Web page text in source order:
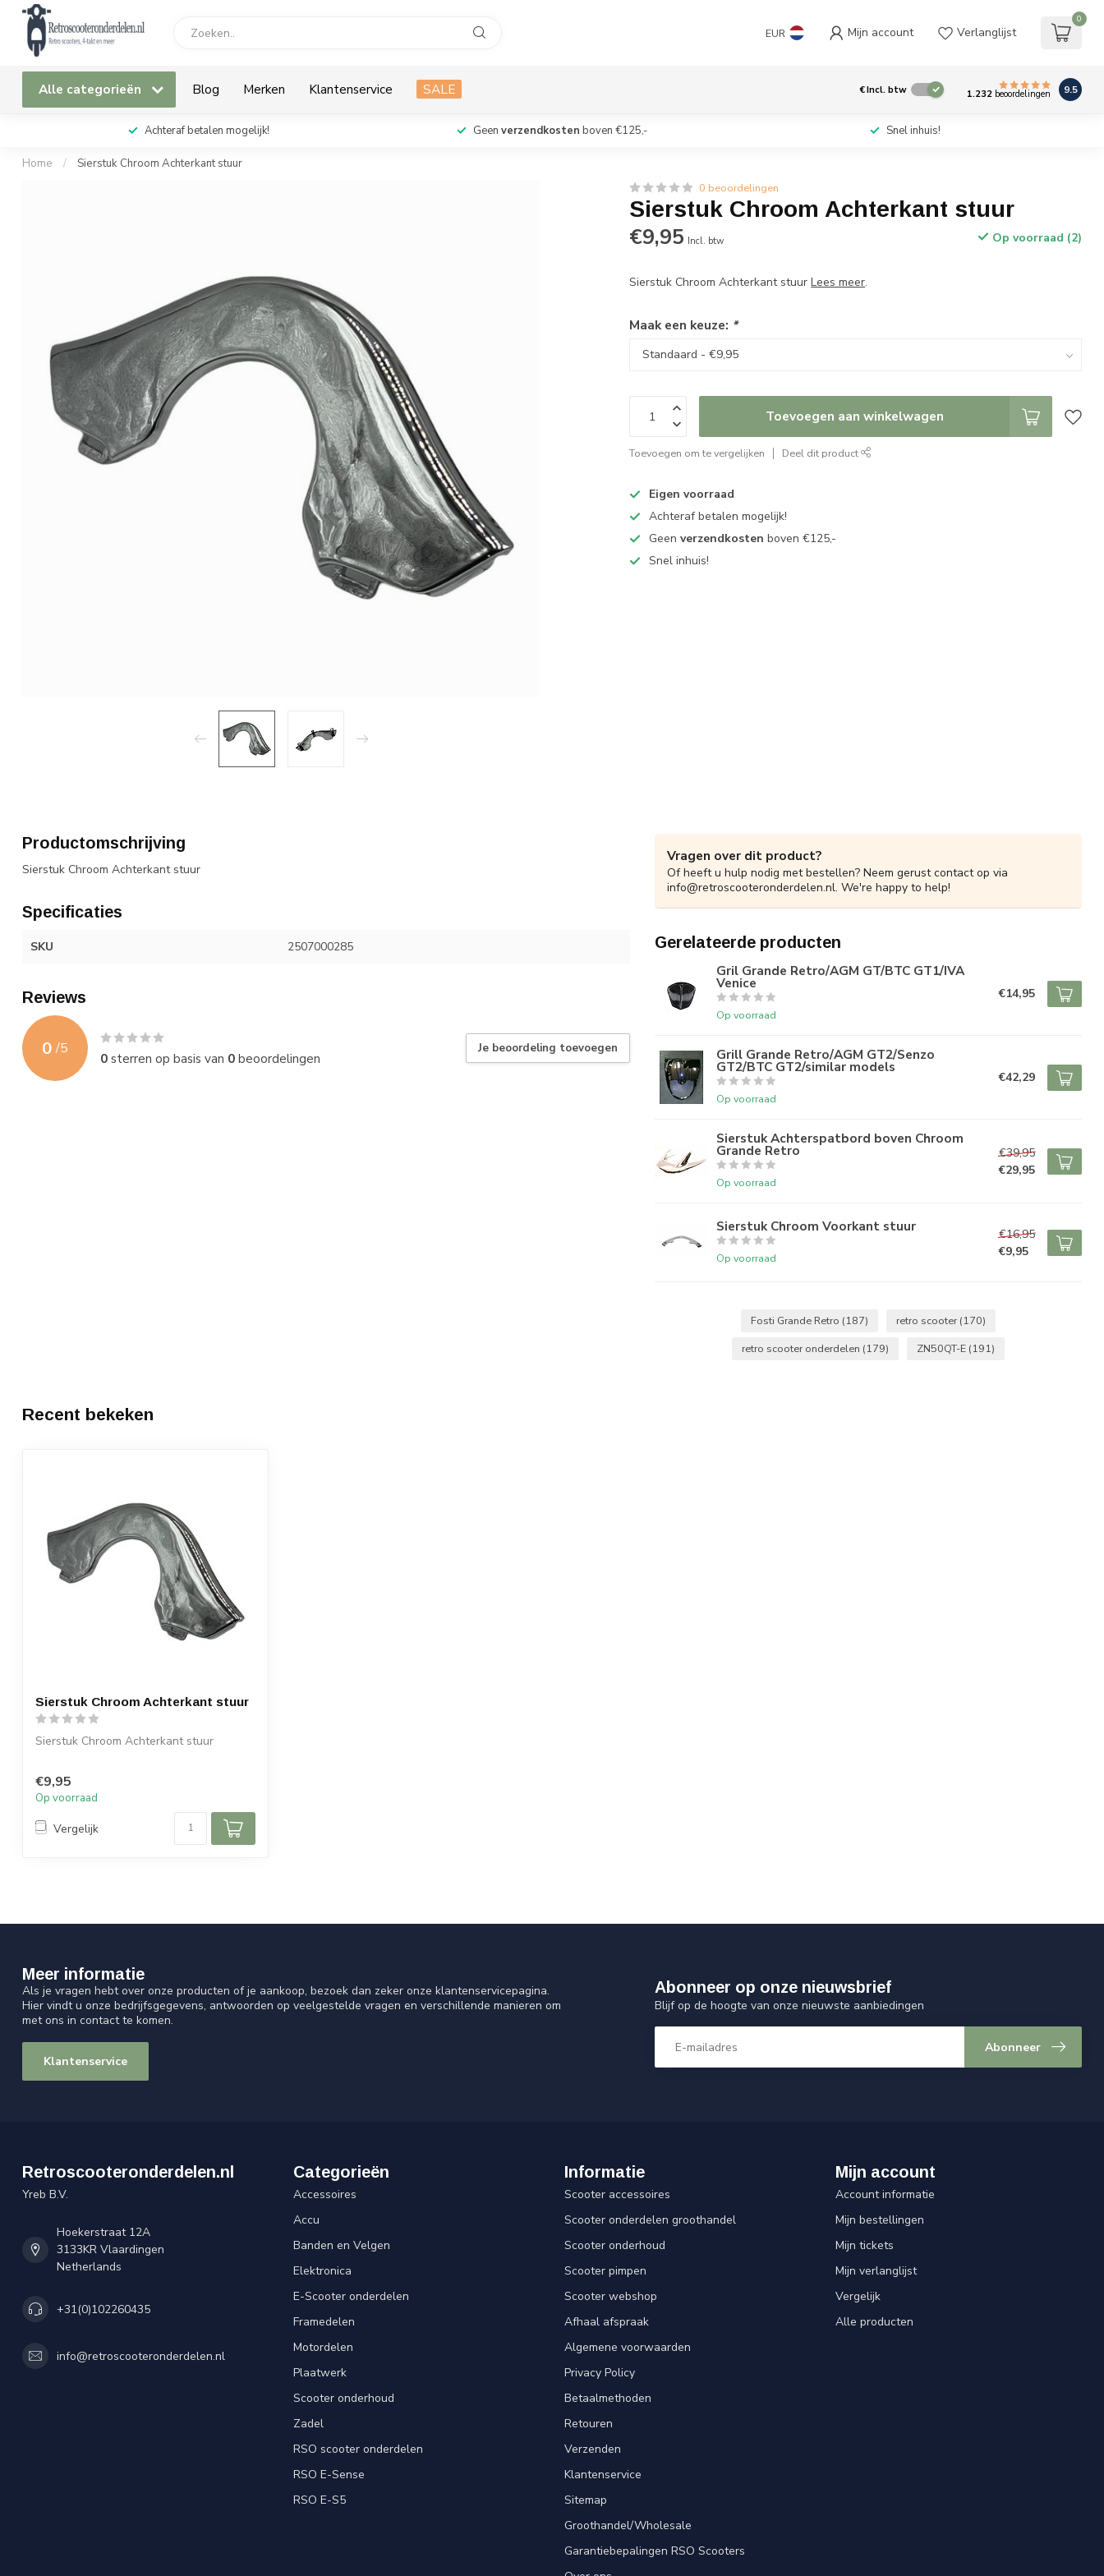
EUR Mijn account Verlanglijst
0
Alle categorieën Blog Merken Klantenservice SALE €Incl. btw 1.232 beoordelingen 9.5
Achteraf betalen mogelijk! Geen verzendkosten boven €125,- Snel inhuis!
Home / Sierstuk Chroom Achterkant stuur
0 beoordelingen
Sierstuk Chroom Achterkant stuur
€9,95 Incl. btw Op voorraad (2)
Sierstuk Chroom Achterkant stuurLees meer.
Maak een keuze: *
Toevoegen aan winkelwagen
Toevoegen om te vergelijken Deel dit product
Eigen voorraad
Achteraf betalen mogelijk!
Geenverzendkosten boven €125,-
Snel inhuis!
Productomschrijving
Sierstuk Chroom Achterkant stuur
Specificaties
SKU 2507000285
Reviews
0 /5
0sterren op basis van 0beoordelingen
Je beoordeling toevoegen
Vragen over dit product?
Of heeft u hulp nodig met bestellen? Neem gerust contact op via
info@retroscooteronderdelen.nl. We're happy to help!
Gerelateerde producten
Gril Grande Retro/AGM GT/BTC GT1/IVA
Venice
Op voorraad
€14,95
Grill Grande Retro/AGM GT2/Senzo
GT2/BTC GT2/similar models
Op voorraad
€42,29
Sierstuk Achterspatbord boven Chroom
Grande Retro
Op voorraad
€39,95
€29,95
Sierstuk Chroom Voorkant stuur
Op voorraad
€16,95
€9,95
Fosti Grande Retro (187) retro scooter (170)
retro scooter onderdelen (179) ZN50QT-E (191)
Recent bekeken
Sierstuk Chroom Achterkant stuur
Sierstuk Chroom Achterkant stuur
€9,95
Op voorraad
Vergelijk
Meer informatie
Als je vragen hebt over onze producten of je aankoop, bezoek dan zeker onze klantenservicepagina.
Hier vindt u onze bedrijfsgegevens, antwoorden op veelgestelde vragen en verschillende manieren om
met ons in contact te komen.
Klantenservice
Abonneer op onze nieuwsbrief
Blijf op de hoogte van onze nieuwste aanbiedingen
Abonneer
Retroscooteronderdelen.nl
Yreb B.V.
Hoekerstraat 12A
3133KR Vlaardingen
Netherlands
+31(0)102260435
info@retroscooteronderdelen.nl
Categorieën
Accessoires
Accu
Banden en Velgen
Elektronica
E-Scooter onderdelen
Framedelen
Motordelen
Plaatwerk
Scooter onderhoud
Zadel
RSO scooter onderdelen
RSO E-Sense
RSO E-S5
Informatie
Scooter accessoires
Scooter onderdelen groothandel
Scooter onderhoud
Scooter pimpen
Scooter webshop
Afhaal afspraak
Algemene voorwaarden
Privacy Policy
Betaalmethoden
Retouren
Verzenden
Klantenservice
Sitemap
Groothandel/Wholesale
Garantiebepalingen RSO Scooters
Mijn account
Account informatie
Mijn bestellingen
Mijn tickets
Mijn verlanglijst
Vergelijk
Alle producten